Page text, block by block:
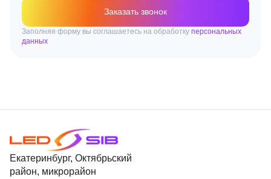
Заказать звонок
Заполняя форму вы соглашаетесь на обработку персональных
данных
Екатеринбург, Октябрьский
район, микрорайон